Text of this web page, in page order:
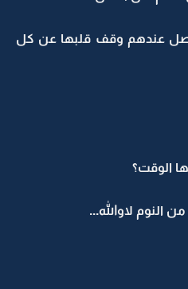
عندهم وقف قلبها عن كل
الوقت؟
النوم لاوالله...